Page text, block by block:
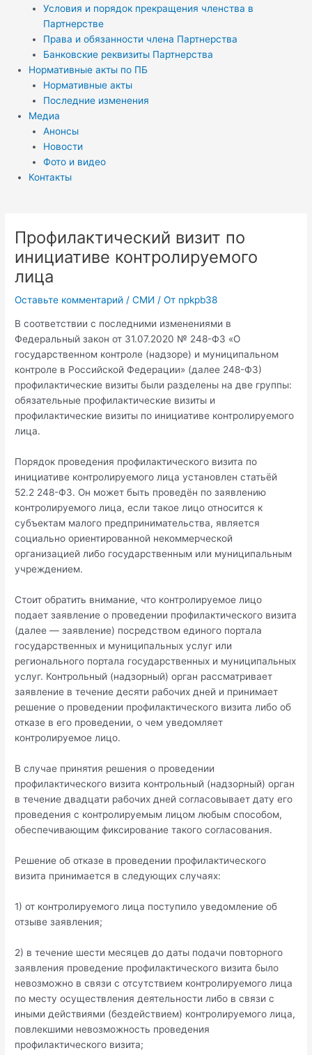
Условия и порядок прекращения членства в
Партнерстве
Права и обязанности члена Партнерства
Банковские реквизиты Партнерства
Нормативные акты по ПБ
Нормативные акты
Последние изменения
Медиа
Анонсы
Новости
Фото и видео
Контакты
Профилактический визит по
инициативе контролируемого
лица
Оставьте комментарий /СМИ / От npkpb38
В соответствии с последними изменениями в
Федеральный закон от 31.07.2020 № 248-ФЗ «О
государственном контроле (надзоре) и муниципальном
контроле в Российской Федерации» (далее 248-ФЗ)
профилактические визиты были разделены на две группы:
обязательные профилактические визиты и
профилактические визиты по инициативе контролируемого
лица.
Порядок проведения профилактического визита по
инициативе контролируемого лица установлен статьёй
52.2 248-ФЗ. Он может быть проведён по заявлению
контролируемого лица, если такое лицо относится к
субъектам малого предпринимательства, является
социально ориентированной некоммерческой
организацией либо государственным или муниципальным
учреждением.
Стоит обратить внимание, что контролируемое лицо
подает заявление о проведении профилактического визита
(далее — заявление) посредством единого портала
государственных и муниципальных услуг или
регионального портала государственных и муниципальных
услуг. Контрольный (надзорный) орган рассматривает
заявление в течение десяти рабочих дней и принимает
решение о проведении профилактического визита либо об
отказе в его проведении, о чем уведомляет
контролируемое лицо.
В случае принятия решения о проведении
профилактического визита контрольный (надзорный) орган
в течение двадцати рабочих дней согласовывает дату его
проведения с контролируемым лицом любым способом,
обеспечивающим фиксирование такого согласования.
Решение об отказе в проведении профилактического
визита принимается в следующих случаях:
1) от контролируемого лица поступило уведомление об
отзыве заявления;
2) в течение шести месяцев до даты подачи повторного
заявления проведение профилактического визита было
невозможно в связи с отсутствием контролируемого лица
по месту осуществления деятельности либо в связи с
иными действиями (бездействием) контролируемого лица,
повлекшими невозможность проведения
профилактического визита;